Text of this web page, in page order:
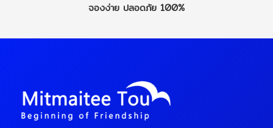
จองง่าย ปลอดภัย 100%